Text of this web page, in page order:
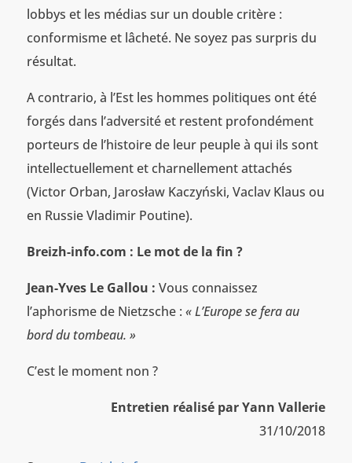
lobbys et les médias sur un double critère :
conformisme et lâcheté. Ne soyez pas surpris du
résultat.
A contrario, à l’Est les hommes politiques ont été
forgés dans l’adversité et restent profondément
porteurs de l’histoire de leur peuple à qui ils sont
intellectuellement et charnellement attachés
(Victor Orban, Jarosław Kaczyński, Vaclav Klaus ou
en Russie Vladimir Poutine).
Breizh-info.com : Le mot de la fin ?
Jean-Yves Le Gallou : Vous connaissez
l’aphorisme de Nietzsche : « L’Europe se fera au
bord du tombeau. »
C’est le moment non ?
Entretien réalisé par Yann Vallerie
31/10/2018